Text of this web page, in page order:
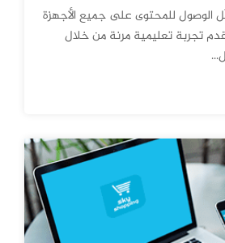
للمحتوى على جميع الأجهزة
تجربة تعليمية مرنة من خلال